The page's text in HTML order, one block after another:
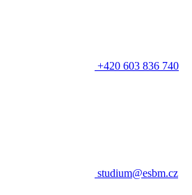
+420 603 836 740
studium@esbm.cz